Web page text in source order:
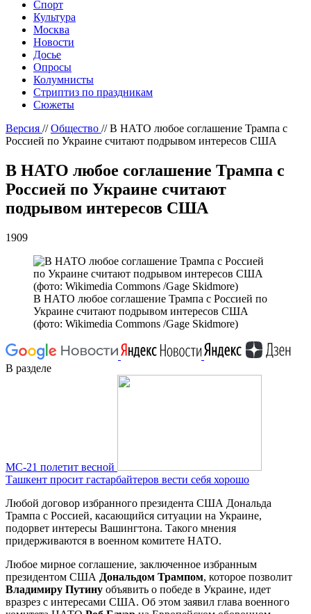
Спорт
Культура
Москва
Новости
Досье
Опросы
Колумнисты
Стриптиз по праздникам
Сюжеты
Версия //Общество //В НАТО любое соглашение Трампа с
Россией по Украине считают подрывом интересов США
В НАТО любое соглашение Трампа с
Россией по Украине считают
подрывом интересов США
1909
В НАТО любое соглашение Трампа с Россией по
Украине считают подрывом интересов США
(фото: Wikimedia Commons /Gage Skidmore)
В разделе
МС-21 полетит весной
Ташкент просит гастарбайтеров вести себя хорошо
Любой договор избранного президента США Дональда
Трампа с Россией, касающийся ситуации на Украине,
подорвет интересы Вашингтона. Такого мнения
придерживаются в военном комитете НАТО.
Любое мирное соглашение, заключенное избранным
президентом США Дональдом Трампом, которое позволит
Владимиру Путину объявить о победе в Украине, идет
вразрез с интересами США. Об этом заявил глава военного